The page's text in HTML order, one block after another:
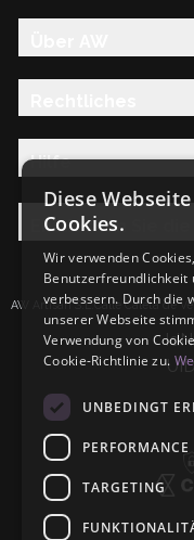
Hilfe
Entdecken Sie die
AW Artisan S.L.Calle Caleta de
Diese
Cookies.
Wir verwenden
Benutzerfreundlichkeit
verbessern. Durch die
unserer Webseite
Verwendung von
Cookie-Richtlinie zu.
UNBEDINGT
PERFORMANCE
TARGETING